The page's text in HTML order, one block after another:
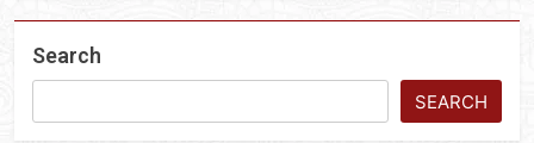
Search
SEARCH